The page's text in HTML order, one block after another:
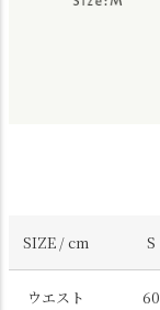
SIZE / cm S
ウエスト 60